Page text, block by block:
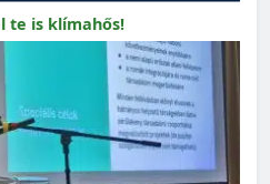
te is klímahős!